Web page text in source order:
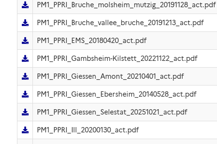
PM1_PPRI_Bruche_molsheim_mutzig_20191128_act.pdf
PM1_PPRI_Bruche_vallee_bruche_20191213_act.pdf
PM1_PPRI_EMS_20180420_act.pdf
PM1_PPRI_Gambsheim-Kilstett_20221122_act.pdf
PM1_PPRI_Giessen_Amont_20210401_act.pdf
PM1_PPRI_Giessen_Ebersheim_20140528_act.pdf
PM1_PPRI_Giessen_Selestat_20251021_act.pdf
PM1_PPRI_Ill_20200130_act.pdf